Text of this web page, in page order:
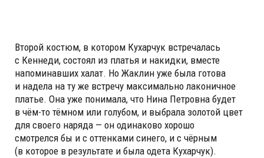
Второй костюм, в котором Кухарчук встречалась
с Кеннеди, состоял из платья и накидки, вместе
напоминавших халат. Но Жаклин уже была готова
и надела на ту же встречу максимально лаконичное
платье. Она уже понимала, что Нина Петровна будет
в чём-то тёмном или голубом, и выбрала золотой цвет
для своего наряда — он одинаково хорошо
смотрелся бы и с оттенками синего, и с чёрным
(в которое в результате и была одета Кухарчук).